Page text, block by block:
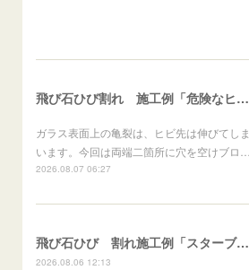
飛び石ひび割れ 施工例「危険なヒビ🚨⚠️表面上亀裂」ジムニー
ガラス表面上の亀裂は、ヒビ先は伸びてしま
います。今回は両端二箇所に穴を空けブロ…
2026.08.07 06:27
飛び石ひび 割れ施工例「スターブレイク系」 フリード
2026.08.06 12:13